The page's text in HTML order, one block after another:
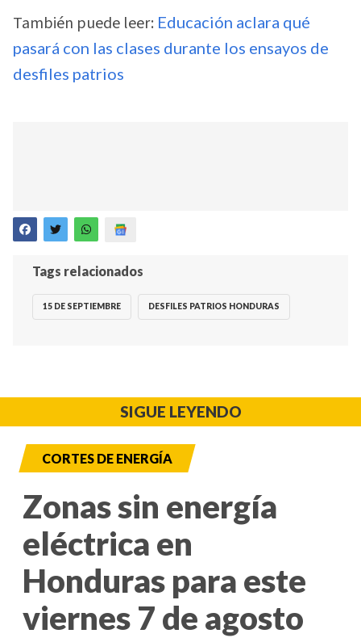
También puede leer: Educación aclara qué
pasará con las clases durante los ensayos de
desfiles patrios
Tags relacionados
15 DE SEPTIEMBRE DESFILES PATRIOS HONDURAS
SIGUE LEYENDO
CORTES DE ENERGÍA
Zonas sin energía
eléctrica en
Honduras para este
viernes 7 de agosto